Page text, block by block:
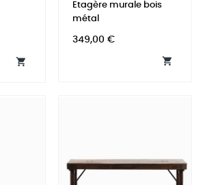

Etagère murale bois
métal
Prix
349,00 €
